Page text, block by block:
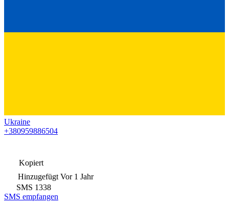
Ukraine
+380959886504
Kopiert
Hinzugefügt Vor 1 Jahr
SMS 1338
SMS empfangen